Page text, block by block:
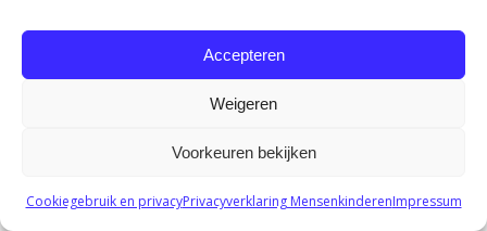
Accepteren
Weigeren
Voorkeuren bekijken
Cookiegebruik en privacyPrivacyverklaring MensenkinderenImpressum